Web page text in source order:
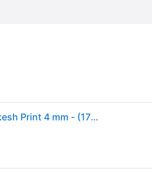
Gaiam Yoga Mat Latex-Vrij PVC Pink Marrakesh Print 4 mm - (173 x 61 cm)